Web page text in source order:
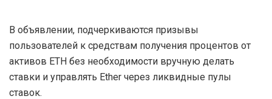
В объявлении, подчеркиваются призывы
пользователей к средствам получения процентов от
активов ETH без необходимости вручную делать
ставки и управлять Ether через ликвидные пулы
ставок.